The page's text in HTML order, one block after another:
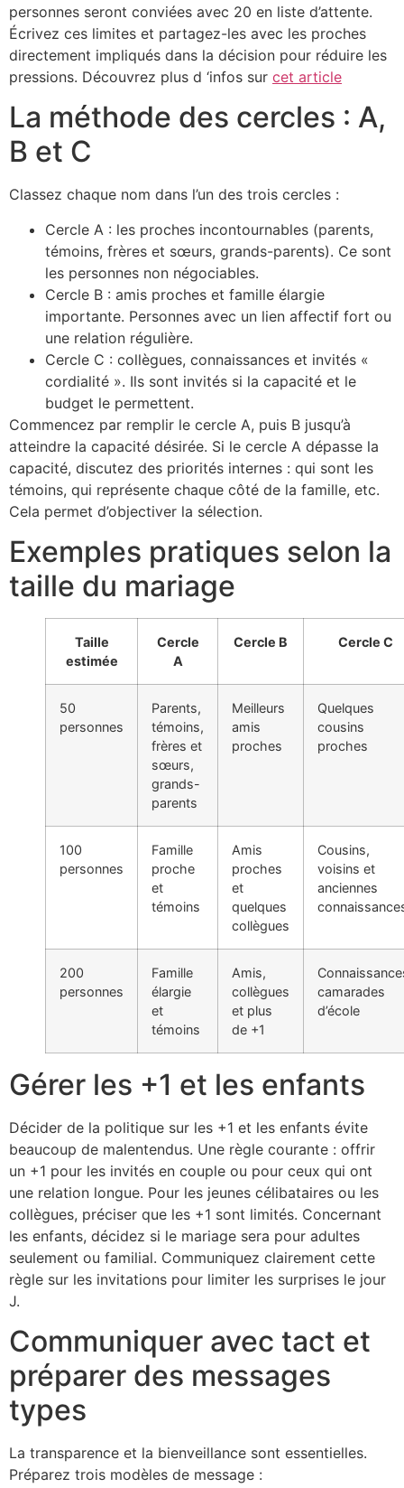
personnes seront conviées avec 20 en liste d’attente.
Écrivez ces limites et partagez-les avec les proches
directement impliqués dans la décision pour réduire les
pressions. Découvrez plus d ‘infos sur cet article
La méthode des cercles : A,
B et C
Classez chaque nom dans l’un des trois cercles :
Cercle A : les proches incontournables (parents,
témoins, frères et sœurs, grands-parents). Ce sont
les personnes non négociables.
Cercle B : amis proches et famille élargie
importante. Personnes avec un lien affectif fort ou
une relation régulière.
Cercle C : collègues, connaissances et invités «
cordialité ». Ils sont invités si la capacité et le
budget le permettent.
Commencez par remplir le cercle A, puis B jusqu’à
atteindre la capacité désirée. Si le cercle A dépasse la
capacité, discutez des priorités internes : qui sont les
témoins, qui représente chaque côté de la famille, etc.
Cela permet d’objectiver la sélection.
Exemples pratiques selon la
taille du mariage
Taille
estimée
Cercle
A
Cercle B Cercle C
50
personnes
Parents,
témoins,
frères et
sœurs,
grands-
parents
Meilleurs
amis
proches
Quelques
cousins
proches
100
personnes
Famille
proche
et
témoins
Amis
proches
et
quelques
collègues
Cousins,
voisins et
anciennes
200
personnes
Famille
élargie
et
témoins
Amis,
collègues
et plus
de +1
camarades
d’école
Gérer les +1 et les enfants
Décider de la politique sur les +1 et les enfants évite
beaucoup de malentendus. Une règle courante : offrir
un +1 pour les invités en couple ou pour ceux qui ont
une relation longue. Pour les jeunes célibataires ou les
collègues, préciser que les +1 sont limités. Concernant
les enfants, décidez si le mariage sera pour adultes
seulement ou familial. Communiquez clairement cette
règle sur les invitations pour limiter les surprises le jour
J.
Communiquer avec tact et
préparer des messages
types
La transparence et la bienveillance sont essentielles.
Préparez trois modèles de message :